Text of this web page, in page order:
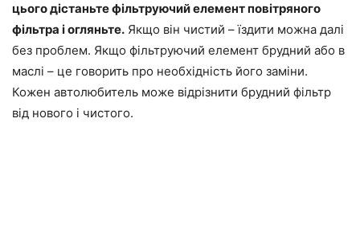
цього дістаньте фільтруючий елемент повітряного
фільтра і огляньте. Якщо він чистий – їздити можна далі
без проблем. Якщо фільтруючий елемент брудний або в
маслі – це говорить про необхідність його заміни.
Кожен автолюбитель може відрізнити брудний фільтр
від нового і чистого.